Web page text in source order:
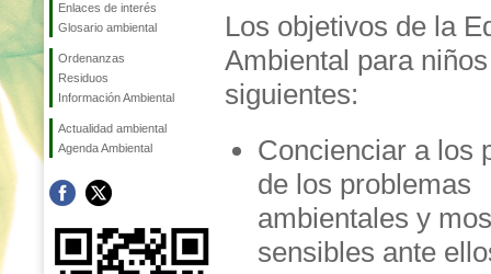
Enlaces de interés
Glosario ambiental
Ordenanzas
Residuos
Información Ambiental
Actualidad ambiental
Agenda Ambiental
Los objetivos de la
Ambiental para
siguientes:
Concienciar a los
de los problemas
ambientales y
sensibles ante